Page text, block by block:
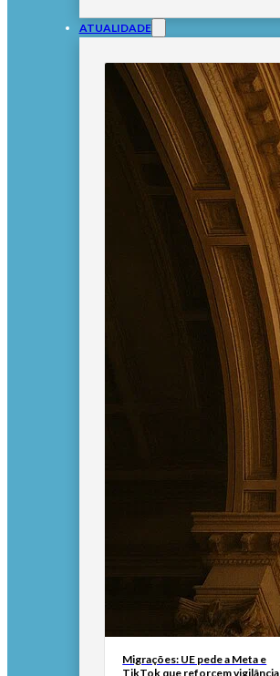
ATUALIDADE
Migrações: UE pede a Meta e
TikTok que reforcem vigilância